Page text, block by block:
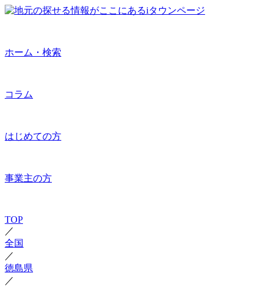
ホーム・検索
コラム
はじめての方
事業主の方
TOP
／
全国
／
徳島県
／